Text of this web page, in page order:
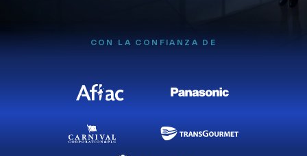
CON LA CONFIANZA DE